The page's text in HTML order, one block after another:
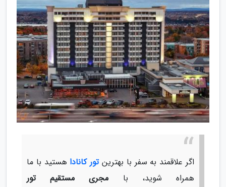
اگر علاقمند به سفر با بهترینتور کانادا هستید با ما
همراه شوید، با مجری مستقیم تور